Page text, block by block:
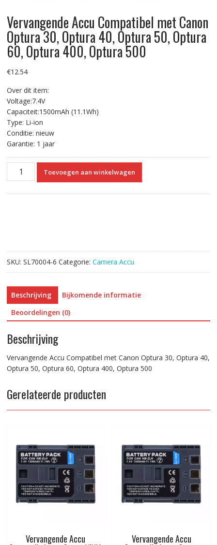
Vervangende Accu Compatibel met Canon
Optura 30, Optura 40, Optura 50, Optura
60, Optura 400, Optura 500
€12.54
Over dit item:
Voltage:7.4V
Capaciteit:1500mAh (11.1Wh)
Type: Li-ion
Conditie: nieuw
Garantie: 1 jaar
Vervangende
Accu
40,
Optura
50,
Optura
60,
Optura
400,
500
Toevoegen aan winkelwagen
SKU: SL70004-6 Categorie: Camera Accu
Beschrijving
Bijkomende informatie
Beoordelingen (0)
Beschrijving
Vervangende Accu Compatibel met Canon Optura 30, Optura 40,
Optura 50, Optura 60, Optura 400, Optura 500
Gerelateerde producten
Vervangende Accu Vervangende Accu